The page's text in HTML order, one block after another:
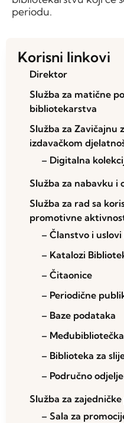
periodu.
Korisni linkovi
Direktor
Služba za matične
bibliotekarstva
Služba za Zavičajnu
izdavačkom
– Digitalna
Služba za nabavku i
Služba za rad sa
promotivne
– Članstvo i
– Katalozi
– Čitaonice
– Periodične
– Baze podataka
–
– Biblioteka za
– Područno
Služba za zajedničke
– Sala za